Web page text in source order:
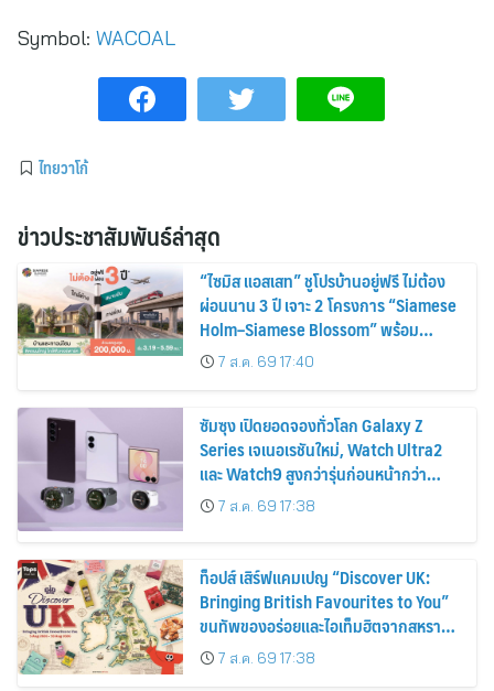
Symbol: WACOAL
ไทยวาโก้
ข่าวประชาสัมพันธ์ล่าสุด
“ไซมิส แอสเสท” ชูโปรบ้านอยู่ฟรี ไม่ต้อง
ผ่อนนาน 3 ปี เจาะ 2 โครงการ “Siamese
Holm–Siamese Blossom” พร้อม
ส่วนลดและสิทธิพิเศษถึง 31 สิงหาคม
2569
7 ส.ค. 69 17:40
ซัมซุง เปิดยอดจองทั่วโลก Galaxy Z
Series เจเนอเรชันใหม่, Watch Ultra2
และ Watch9 สูงกว่ารุ่นก่อนหน้ากว่า
30%7 ส.ค. 69 17:38
ท็อปส์ เสิร์ฟแคมเปญ “Discover UK:
Bringing British Favourites to You”
ขนทัพของอร่อยและไอเท็มฮิตจากสหราช
อาณาจักร ส่งตรงถึงมือตั้งแต่วันนี้ – 18
สิงหาคมนี้
7 ส.ค. 69 17:38